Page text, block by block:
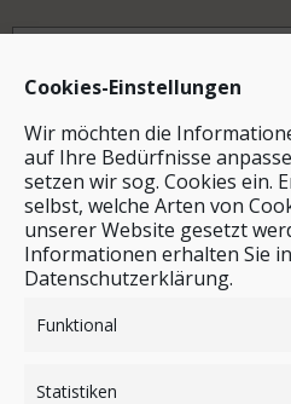
Cookies-Einstellungen
Wir möchten die
auf Ihre Bedürfnisse
setzen wir sog. Cookies ein.
selbst, welche Arten von
unserer Website gesetzt
Informationen erhalten Sie
Datenschutzerklärung.
Funktional
Statistiken
Archiv
Stichwortsuche